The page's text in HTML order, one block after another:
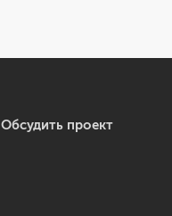
Обсудить проект